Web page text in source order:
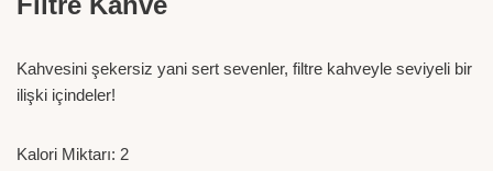
Kahvesini şekersiz yani sert sevenler, filtre kahveyle seviyeli bir
ilişki içindeler!
Kalori Miktarı: 2